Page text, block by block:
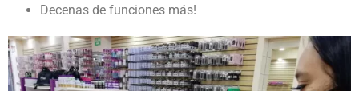
Decenas de funciones más!